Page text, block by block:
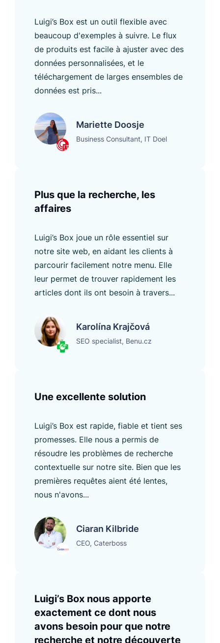
Luigi’s Box est un outil flexible avec
beaucoup d'exemples à suivre. Le flux
de produits est facile à ajuster avec des
données personnalisées, et le
téléchargement de larges ensembles de
données est pris...
Mariette Doosje
Business Consultant, IT Doel
Plus que la recherche, les
affaires
Luigi’s Box joue un rôle essentiel sur
notre site web, en aidant les clients à
parcourir facilement notre menu. Elle
leur permet de trouver rapidement les
articles dont ils ont besoin à travers...
Karolína Krajčová
SEO specialist, Benu.cz
Une excellente solution
Luigi’s Box est rapide, fiable et tient ses
promesses. Elle nous a permis de
résoudre les problèmes de recherche
contextuelle sur notre site. Bien que les
premières requêtes aient été lentes,
nous n'avons...
Ciaran Kilbride
CEO, Caterboss
Luigi’s Box nous apporte
exactement ce dont nous
avons besoin pour que notre
recherche et notre découverte